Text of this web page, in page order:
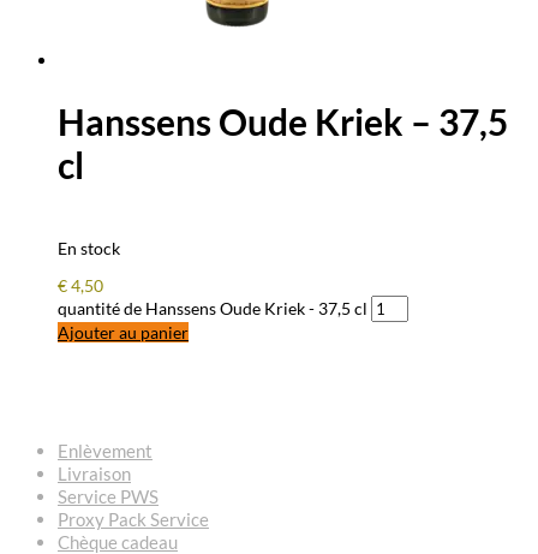
Hanssens Oude Kriek – 37,5
cl
En stock
€4,50
quantité de Hanssens Oude Kriek - 37,5 cl
Ajouter au panier
Enlèvement
Livraison
Service PWS
Proxy Pack Service
Chèque cadeau